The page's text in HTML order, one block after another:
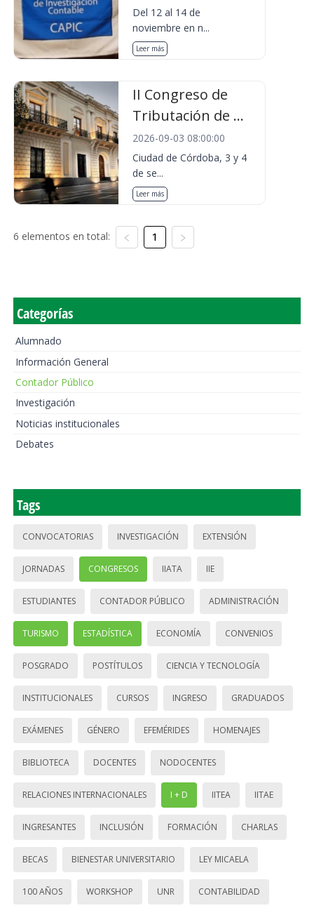
Del 12 al 14 de
noviembre en n...
Leer más
II Congreso de
Tributación de ...
2026-09-03 08:00:00
Ciudad de Córdoba, 3 y 4
de se...
Leer más
6 elementos en total: 1
Categorías
Alumnado
Información General
Contador Público
Investigación
Noticias institucionales
Debates
Tags
CONVOCATORIAS INVESTIGACIÓN EXTENSIÓN
JORNADAS CONGRESOS IIATA IIE
ESTUDIANTES CONTADOR PÚBLICO ADMINISTRACIÓN
TURISMO ESTADÍSTICA ECONOMÍA CONVENIOS
POSGRADO POSTÍTULOS CIENCIA Y TECNOLOGÍA
INSTITUCIONALES CURSOS INGRESO GRADUADOS
EXÁMENES GÉNERO EFEMÉRIDES HOMENAJES
BIBLIOTECA DOCENTES NODOCENTES
RELACIONES INTERNACIONALES I + D IITEA IITAE
INGRESANTES INCLUSIÓN FORMACIÓN CHARLAS
BECAS BIENESTAR UNIVERSITARIO LEY MICAELA
100 AÑOS WORKSHOP UNR CONTABILIDAD